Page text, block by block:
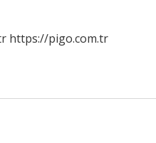
https://pigo.com.tr